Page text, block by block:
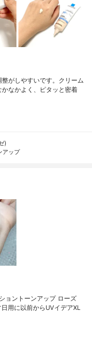
がしやすいです。クリーム
なかよく、ピタッと密着
)
アップ
ョントーンアップ ローズ
用に以前からUVイデアXL